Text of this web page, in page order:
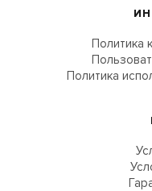
Политика
Политика